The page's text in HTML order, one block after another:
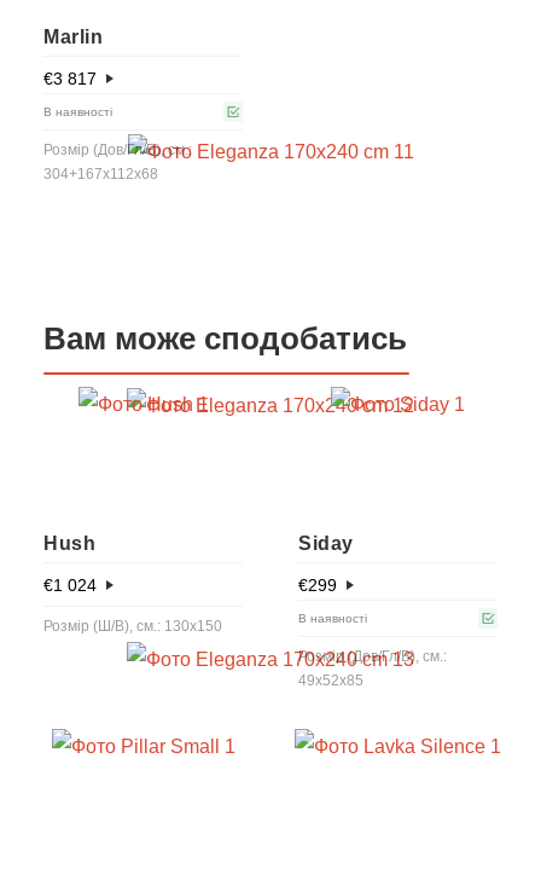
Marlin
€3 817
В наявності
Розмір (Дов/Гл/В), см.:
304+167x112x68
Вам може сподобатись
Hush
€1 024
Розмір (Ш/В), см.: 130x150
Siday
€299
В наявності
Розмір (Дов/Гл/В), см.:
49x52x85